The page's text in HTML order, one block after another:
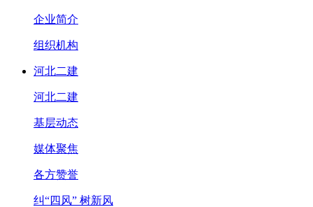
企业简介
组织机构
河北二建
河北二建
基层动态
媒体聚焦
各方赞誉
纠“四风” 树新风